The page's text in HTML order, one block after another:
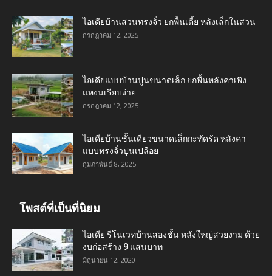
ไอเดียบ้านสวนทรงจั่ว ยกพื้นเตี้ย หลังเล็กในสวน
กรกฎาคม 12, 2025
ไอเดียแบบบ้านปูนขนาดเล็ก ยกพื้นหลังคาเพิง
แหงนเรียบง่าย
กรกฎาคม 12, 2025
ไอเดียบ้านชั้นเดียวขนาดเล็กกะทัดรัด หลังคา
แบบทรงจั่วปูนเปลือย
กุมภาพันธ์ 8, 2025
โพสต์ที่เป็นที่นิยม
ไอเดีย รีโนเวทบ้านสองชั้น หลังใหญ่สวยงาม ด้วย
งบก่อสร้าง 9 แสนบาท
มิถุนายน 12, 2020